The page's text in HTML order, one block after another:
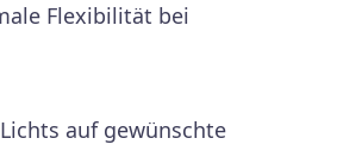
Flexibilität bei
auf gewünschte